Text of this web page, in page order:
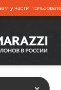
у части